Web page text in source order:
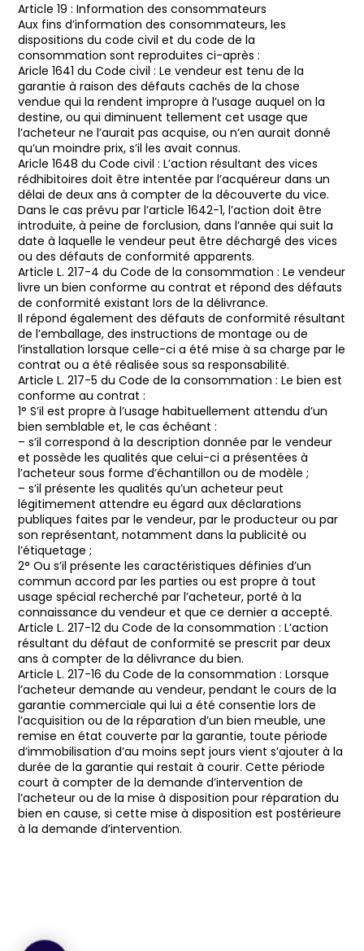
Article 19 : Information des consommateurs
Aux fins d’information des consommateurs, les
dispositions du code civil et du code de la
consommation sont reproduites ci-après :
Aricle 1641 du Code civil : Le vendeur est tenu de la
garantie à raison des défauts cachés de la chose
vendue qui la rendent impropre à l’usage auquel on la
destine, ou qui diminuent tellement cet usage que
l’acheteur ne l’aurait pas acquise, ou n’en aurait donné
qu’un moindre prix, s’il les avait connus.
Aricle 1648 du Code civil : L’action résultant des vices
rédhibitoires doit être intentée par l’acquéreur dans un
délai de deux ans à compter de la découverte du vice.
Dans le cas prévu par l’article 1642-1, l’action doit être
introduite, à peine de forclusion, dans l’année qui suit la
date à laquelle le vendeur peut être déchargé des vices
ou des défauts de conformité apparents.
Article L. 217-4 du Code de la consommation : Le vendeur
livre un bien conforme au contrat et répond des défauts
de conformité existant lors de la délivrance.
Il répond également des défauts de conformité résultant
de l’emballage, des instructions de montage ou de
l’installation lorsque celle-ci a été mise à sa charge par le
contrat ou a été réalisée sous sa responsabilité.
Article L. 217-5 du Code de la consommation : Le bien est
conforme au contrat :
1° S’il est propre à l’usage habituellement attendu d’un
bien semblable et, le cas échéant :
– s’il correspond à la description donnée par le vendeur
et possède les qualités que celui-ci a présentées à
l’acheteur sous forme d’échantillon ou de modèle ;
– s’il présente les qualités qu’un acheteur peut
légitimement attendre eu égard aux déclarations
publiques faites par le vendeur, par le producteur ou par
son représentant, notamment dans la publicité ou
l’étiquetage ;
2° Ou s’il présente les caractéristiques définies d’un
commun accord par les parties ou est propre à tout
usage spécial recherché par l’acheteur, porté à la
connaissance du vendeur et que ce dernier a accepté.
Article L. 217-12 du Code de la consommation : L’action
résultant du défaut de conformité se prescrit par deux
ans à compter de la délivrance du bien.
Article L. 217-16 du Code de la consommation : Lorsque
l’acheteur demande au vendeur, pendant le cours de la
garantie commerciale qui lui a été consentie lors de
l’acquisition ou de la réparation d’un bien meuble, une
remise en état couverte par la garantie, toute période
d’immobilisation d’au moins sept jours vient s’ajouter à la
durée de la garantie qui restait à courir. Cette période
court à compter de la demande d’intervention de
l’acheteur ou de la mise à disposition pour réparation du
bien en cause, si cette mise à disposition est postérieure
à la demande d’intervention.